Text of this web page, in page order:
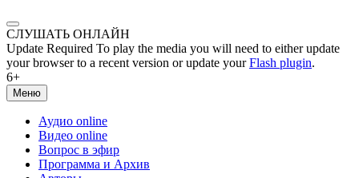
СЛУШАТЬ ОНЛАЙН
Update Required To play the media you will need to either update
your browser to a recent version or update yourFlash plugin.
6+
Меню
Аудио online
Видео online
Вопрос в эфир
Программа и Архив